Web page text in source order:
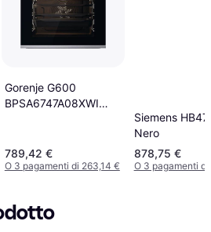
Gorenje G600
BPSA6747A08XWI
789,42 €
O 3 pagamenti di 263,14 €
Siemens
Nero
878,75 €
O 3 pagamenti di